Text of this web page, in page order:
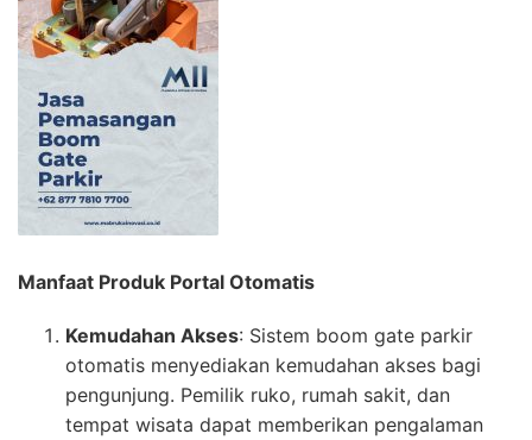
Manfaat Produk Portal Otomatis
Kemudahan Akses: Sistem boom gate parkir
otomatis menyediakan kemudahan akses bagi
pengunjung. Pemilik ruko, rumah sakit, dan
tempat wisata dapat memberikan pengalaman